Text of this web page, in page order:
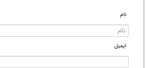
نام
ایمیل